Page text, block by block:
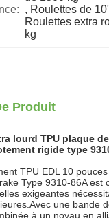
, Roulettes de
Roulettes extra
kg
Produit
lourd TPU plaque
rigide type
TPU EDL 10
Type 9310-86A est
exigeantes
une bande
à un noyau en